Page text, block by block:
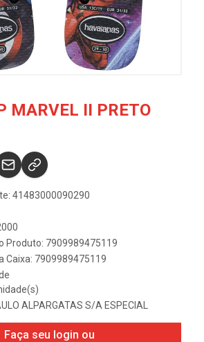
MARVEL II PRETO
41483000090290
Produto: 7909989475119
Caixa: 7909989475119
ALPARGATAS S/A ESPECIAL
Faça seu login ou